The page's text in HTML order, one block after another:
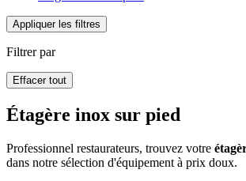
Appliquer les filtres
Filtrer par
Effacer tout
Étagère inox sur pied
Professionnel restaurateurs, trouvez votre
dans notre sélection d'équipement à prix doux.